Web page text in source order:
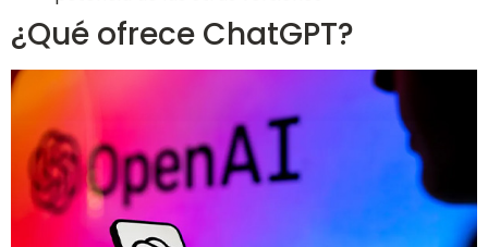
¿Qué ofrece ChatGPT?